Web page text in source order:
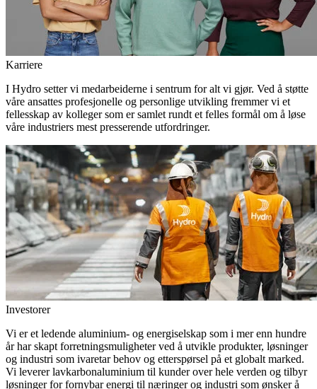
Karriere
I Hydro setter vi medarbeiderne i sentrum for alt vi gjør. Ved å støtte
våre ansattes profesjonelle og personlige utvikling fremmer vi et
fellesskap av kolleger som er samlet rundt et felles formål om å løse
våre industriers mest presserende utfordringer.
Investorer
Vi er et ledende aluminium- og energiselskap som i mer enn hundre
år har skapt forretningsmuligheter ved å utvikle produkter, løsninger
og industri som ivaretar behov og etterspørsel på et globalt marked.
Vi leverer lavkarbonaluminium til kunder over hele verden og tilbyr
løsninger for fornybar energi til næringer og industri som ønsker å